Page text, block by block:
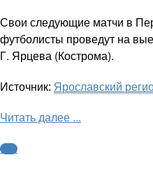
Свои следующие матчи в
футболисты проведут на
Г. Ярцева (Кострома).
Источник: Ярославский
Читать далее ...
ФНЛ